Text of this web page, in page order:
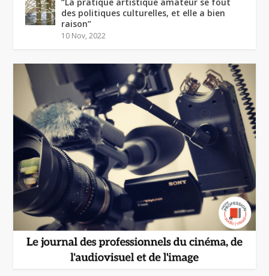
des politiques culturelles, et elle a bien
raison”
10 Nov, 2022